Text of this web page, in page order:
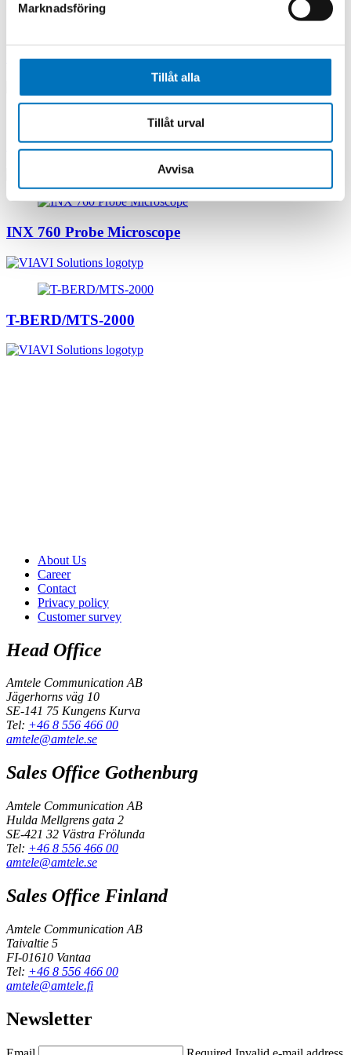
Marknadsföring
Tillåt alla
Tillåt urval
Avvisa
Osprey GPS Simulator
CX200 SiteXpert
INX 760 Probe Microscope
T-BERD/MTS-2000
About Us
Career
Contact
Privacy policy
Customer survey
Head Office
Amtele Communication AB
Jägerhorns väg 10
SE-141 75 Kungens Kurva
Tel: +46 8 556 466 00
amtele@amtele.se
Sales Office Gothenburg
Amtele Communication AB
Hulda Mellgrens gata 2
SE-421 32 Västra Frölunda
Tel: +46 8 556 466 00
amtele@amtele.se
Sales Office Finland
Amtele Communication AB
Taivaltie 5
FI-01610 Vantaa
Tel: +46 8 556 466 00
amtele@amtele.fi
Newsletter